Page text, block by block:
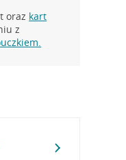
oraz kart
z